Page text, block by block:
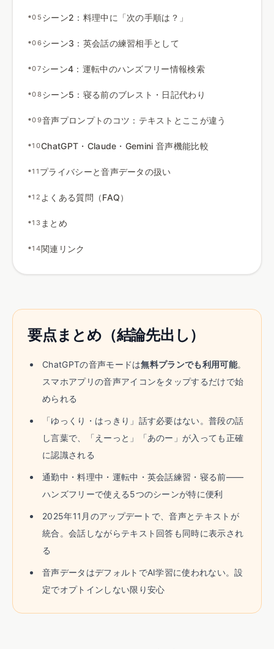
•05 シーン2 ： 料理中に「次の手順は ？ 」
•06シーン3 ： 英会話の練習相手として
•07シーン4 ： 運転中のハンズフリー情報検索
•08シーン5 ： 寝る前のブレスト ・ 日記代わり
•09音声プロンプトのコツ ： テキストとここが違う
•10ChatGPT ・ Claude ・ Gemini 音声機能比較
•11 プライバシーと音声データの扱い
•12 よくある質問（FAQ）
•13 まとめ
•14関連リンク
要点まとめ（結論先出し）
ChatGPTの音声モードは無料プランでも利用可能。
スマホアプリの音声アイコンをタップするだけで始
められる
「ゆっくり・はっきり」話す必要はない。普段の話
し言葉で、「えーっと」「あのー」が入っても正確
に認識される
通勤中・料理中・運転中・英会話練習・寝る前——
ハンズフリーで使える5つのシーンが特に便利
2025年11月のアップデートで、音声とテキストが
統合。会話しながらテキスト回答も同時に表示され
る
音声データはデフォルトでAI学習に使われない。設
定でオプトインしない限り安心